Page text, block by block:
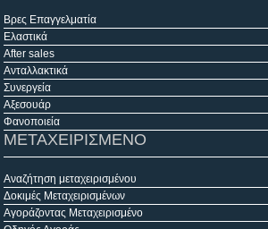
Βρες Επαγγελματία
Ελαστικά
After sales
Ανταλλακτικά
Συνεργεία
Αξεσουάρ
Φανοποιεία
ΜΕΤΑΧΕΙΡΙΣΜΕΝΟ
Αναζήτηση μεταχειρισμένου
Δοκιμές Μεταχειρισμένων
Αγοράζοντας Μεταχειρισμένο